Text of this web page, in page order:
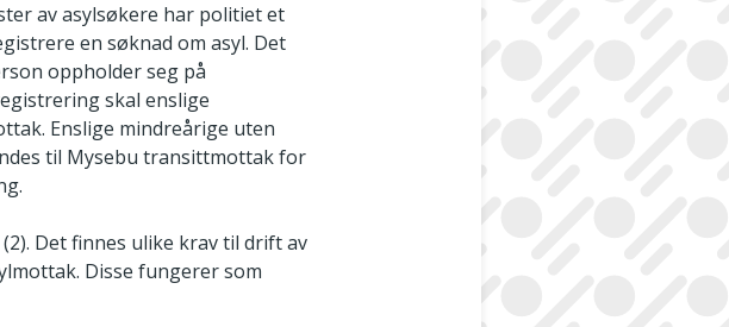
av asylsøkere har politiet et
en søknad om asyl. Det
oppholder seg på
skal enslige
Enslige mindreårige uten
til Mysebu transittmottak for
Det finnes ulike krav til drift av
Disse fungerer som